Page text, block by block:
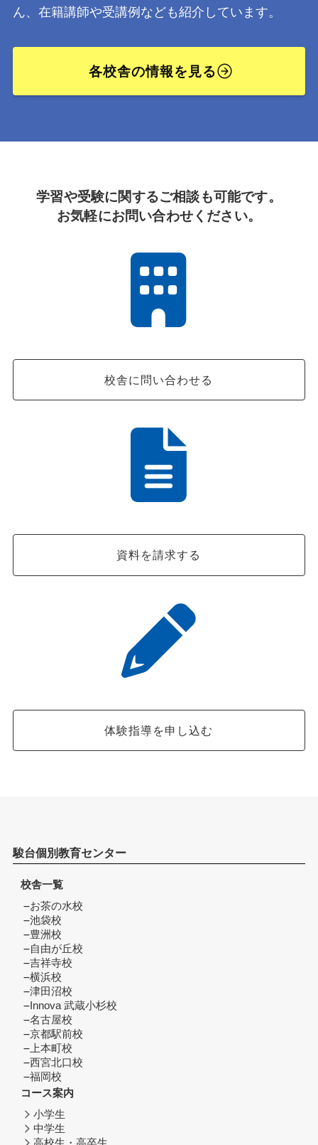
ん、在籍講師や受講例なども紹介しています。
各校舎の情報を見る
学習や受験に関するご相談も可能です。
お気軽にお問い合わせください。
校舎に問い合わせる
資料を請求する
体験指導を申し込む
駿台個別教育センター
校舎一覧
お茶の水校
池袋校
豊洲校
自由が丘校
吉祥寺校
横浜校
津田沼校
Innova 武蔵小杉校
名古屋校
京都駅前校
上本町校
西宮北口校
福岡校
コース案内
小学生
中学生